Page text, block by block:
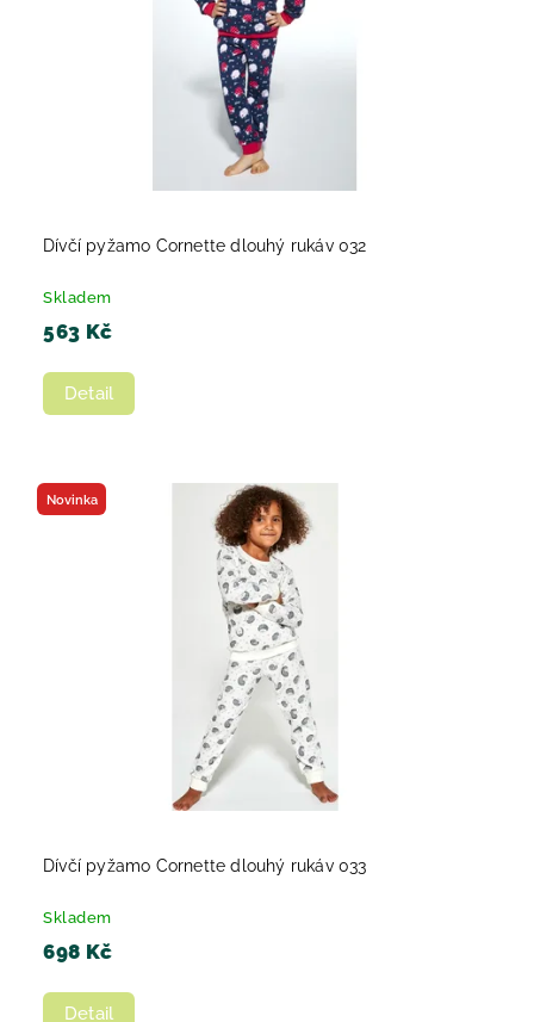
Dívčí pyžamo Cornette dlouhý rukáv 032
Skladem
563 Kč
Detail
Novinka
Dívčí pyžamo Cornette dlouhý rukáv 033
Skladem
698 Kč
Detail